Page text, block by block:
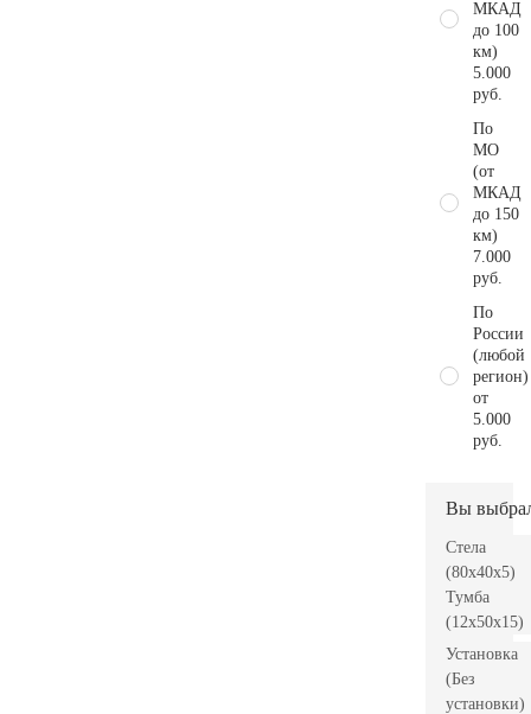
МКАД
до 100
км)
5.000
руб.
По
МО
(от
МКАД
до 150
км)
7.000
руб.
По
России
(любой
регион)
от
5.000
руб.
Вы
Стела
(80x40x5)
Тумба
(12x50x15)
Установка
(Без
установки)